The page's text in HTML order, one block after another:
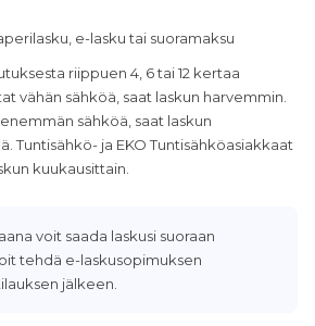
e-lasku tai suoramaksu
riippuen 4, 6 tai 12 kertaa
vähän sähköä, saat laskun harvemmin.
sähköä, saat laskun
Tuntisähkö- ja EKO Tuntisähköasiakkaat
kuukausittain.
voit saada laskusi suoraan
tehdä e-laskusopimuksen
jälkeen.